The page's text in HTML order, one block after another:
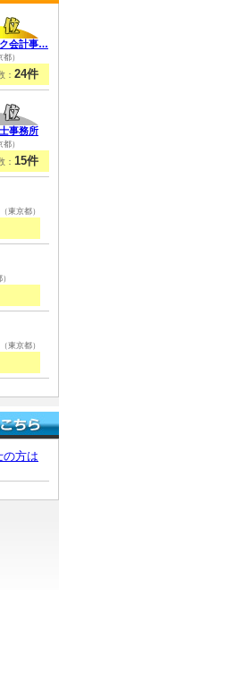
会計事…
都）
： 24件
事務所
都）
： 15件
（東京都）
（東京都）
の方は